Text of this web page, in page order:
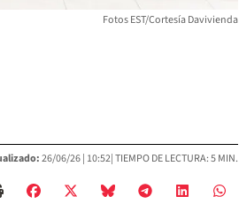
Fotos EST/Cortesía Davivienda
26/06/26 | 10:52| TIEMPO DE LECTURA: 5 MIN.